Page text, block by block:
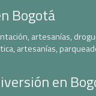
Bogotá
artesanías,
artesanías,
en